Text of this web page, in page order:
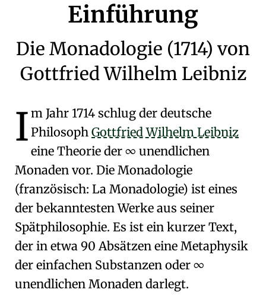
Einführung
Die Monadologie (1714) von
Gottfried Wilhelm Leibniz
I m Jahr 1714 schlug der deutsche
PhilosophGottfried Wilhelm Leibniz
eine Theorie der∞ unendlichen
Monaden vor. Die Monadologie
(französisch: La Monadologie) ist eines
der bekanntesten Werke aus seiner
Spätphilosophie. Es ist ein kurzer Text,
der in etwa 90 Absätzen eine Metaphysik
der einfachen Substanzen oder ∞
unendlichen Monaden darlegt.